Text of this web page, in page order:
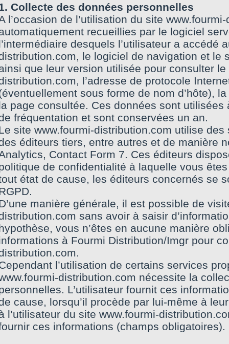
Collecte des données personnelles
l’occasion de l’utilisation du site
recueillies par le logiciel
desquels l’utilisateur a accédé
le logiciel de navigation et le
que leur version utilisée pour consulter le
l’adresse de protocole
sous forme de nom d’hôte),
page consultée. Ces données sont
fréquentation et sont conservées un an.
site www.fourmi-distribution.com utilise
éditeurs tiers, entre autres et de manière
Contact Form 7. Ces éditeurs
de confidentialité à laquelle vous
état de cause, les éditeurs concernés se
manière générale, il est possible de
sans avoir à saisir
vous n’êtes en aucune manière
à Fourmi Distribution/Imgr pour
l’utilisation de certains services
distribution.com nécessite la
L’utilisateur fournit ces
cause, lorsqu’il procède par lui-même à
l’utilisateur du site www.fourmi-
ces informations (champs obligatoires).